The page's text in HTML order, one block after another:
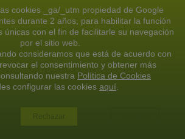
OCEANÍA
cookies _ga/_utm propiedad de Google
durante 2 años, para habilitar la función
únicas con el fin de facilitarle su navegación
por el sitio web.
consideramos que está de acuerdo con
el consentimiento y obtener más
nuestra Política de Cookies
configurar las cookies aquí